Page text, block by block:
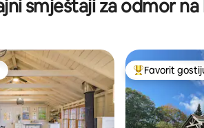
smještaji za odmor
Glavni favorit
Favorit